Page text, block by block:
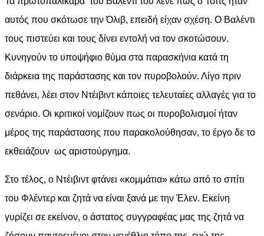
αυτός που σκότωσε την Όλιβ, επειδή είχαν σχέση. Ο Βαλέντι
τους πιστεύει και τους δίνει εντολή να τον σκοτώσουν.
Κυνηγούν το υποψήφιο θύμα στα παρασκήνια κατά τη
διάρκεια της παράστασης και τον πυροβολούν. Λίγο πριν
πεθάνει, λέει στον Ντέιβιντ κάποιες τελευταίες αλλαγές για το
σενάριο. Οι κριτικοί νομίζουν πως οι πυροβολισμοί ήταν
μέρος της παράστασης που παρακολούθησαν, το έργο δε το
εκθειάζουν ως αριστούργημα.
Στο τέλος, ο Ντέιβιντ φτάνει «κομμάτια» κάτω από το σπίτι
του Φλέντερ και ζητά να είναι ξανά με την Έλεν. Εκείνη
γυρίζει σε εκείνον, ο άστατος συγγραφέας μας της ζητά να